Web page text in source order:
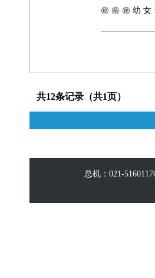
㊙️ ㊙️ ㊙️ 幼 女
共12条记录（共1页）
总机：021-